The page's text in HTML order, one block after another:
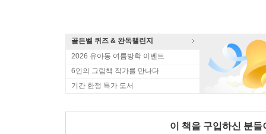
골든벨 퀴즈 & 완독챌린지
2026 유아동 여름방학 이벤트
6인의 그림책 작가를 만나다
기간 한정 특가 도서
이 책을 구입하신 분